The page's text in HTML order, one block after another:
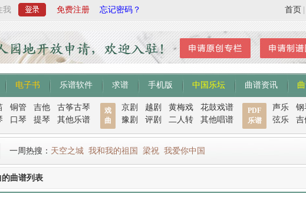
我 免费注册 忘记密码？ 首页
电子书 乐谱软件 求谱 手机版 中国乐坛 曲谱资讯
铜管 吉他
古筝古琴
口琴 提琴 其他乐谱
戏
曲
京剧 越剧 黄梅戏
花鼓戏谱
豫剧
评剧 二人转 其他唱谱
PDF
乐谱
声乐 钢
弦乐
吉
一周热搜： 天空之城 我和我的祖国 梁祝 我爱你中国
的曲谱列表